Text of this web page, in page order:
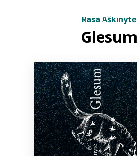
Naujienos
Bibliotekoms
Rasa Aškinytė
Glesum